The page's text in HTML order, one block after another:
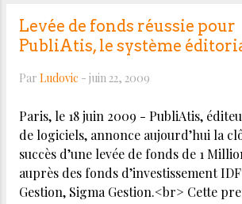
catalogues, bulletin interne, guide
Aujourd’hui, la convergence des
adaptation de ceux-ci en fonction des
publication dynamique qui offrent à la
sécurisation des processus mais aussi
flexibilité. SmartPublish, basée sur
Server, répond parfaitement à ces
permet de réduire les délais de
Levée de fonds réussie pour
PubliAtis, le système
Par Ludovic - juin 22, 2009
Paris, le 18 juin 2009 - PubliAtis,
de logiciels, annonce aujourd’hui la
succès d’une levée de fonds de 1
auprès des fonds d’investissement
Gestion, Sigma Gestion.<br> Cette